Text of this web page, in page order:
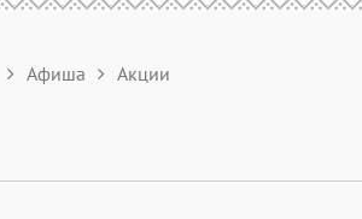
Афиша Акции